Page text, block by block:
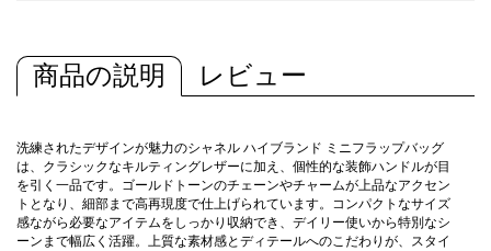
商品の説明 レビュー
洗練されたデザインが魅力のシャネル ハイブランド ミニフラップバッグ
は、クラシックなキルティングレザーに加え、個性的な装飾ハンドルが目
を引く一品です。ゴールドトーンのチェーンやチャームが上品なアクセン
トとなり、細部まで高再現度で仕上げられています。コンパクトなサイズ
感ながら必要なアイテムをしっかり収納でき、デイリー使いから特別なシ
ーンまで幅広く活躍。上質な素材感とディテールへのこだわりが、スタイ